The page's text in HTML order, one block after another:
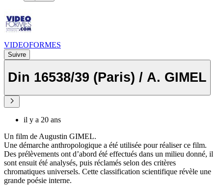
VIDEOFORMES
Suivre
Din 16538/39 (Paris) / A. GIMEL
il y a 20 ans
Un film de Augustin GIMEL.
Une démarche anthropologique a été utilisée pour réaliser ce film.
Des prélèvements ont d’abord été effectués dans un milieu donné, il
sont ensuit été analysés, puis réclamés selon des critères
chromatiques universels. Cette classification scientifique révèle une
grande poésie interne.